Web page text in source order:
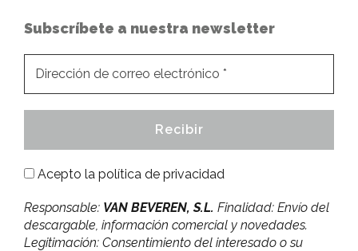
Subscríbete a nuestra newsletter
Acepto la política de privacidad
Responsable: VAN BEVEREN, S.L. Finalidad: Envío del
descargable, información comercial y novedades.
Legitimación: Consentimiento del interesado o su